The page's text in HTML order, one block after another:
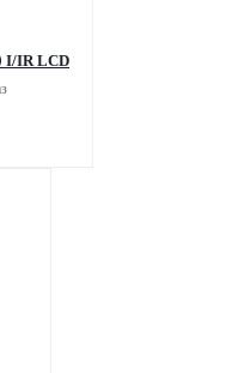
I/IR LCD